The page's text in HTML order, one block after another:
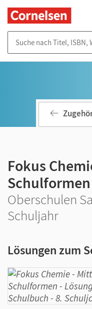
Fokus
Schulformen
Oberschulen
Schuljahr
Lösungen zum